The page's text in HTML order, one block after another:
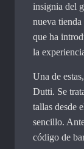
insignia del
nueva tienda
que ha
la
Una de
Dutti. Se
tallas desde
sencillo.
código de